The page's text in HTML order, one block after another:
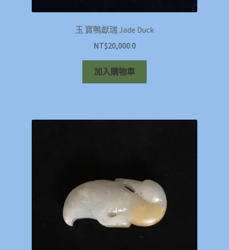
玉 寶鴨獻瑞 Jade Duck
NT$20,000.0
加入購物車